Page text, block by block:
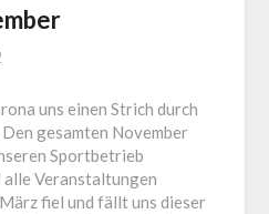
uns einen Strich durch
gesamten November
Sportbetrieb
Veranstaltungen
fiel und fällt uns dieser